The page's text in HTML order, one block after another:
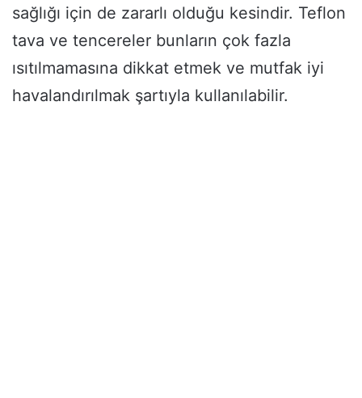
sağlığı için de zararlı olduğu kesindir. Teflon
tava ve tencereler bunların çok fazla
ısıtılmamasına dikkat etmek ve mutfak iyi
havalandırılmak şartıyla kullanılabilir.